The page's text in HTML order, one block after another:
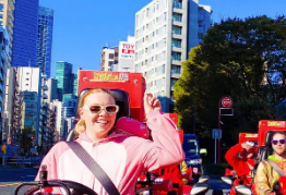
Εταιρεία
Αλλαγή
Τόκιο Σινάγαουα #1
Τόκιο Ακίχαμπαρα #2
Τόκιο Σιμπούγια Annex